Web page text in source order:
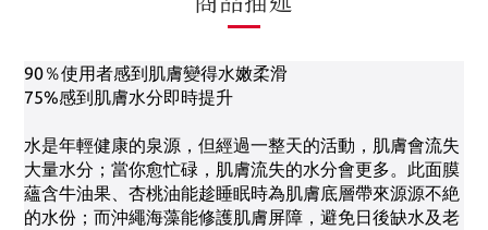
90％使用者感到肌膚變得水嫩柔滑
75%感到肌膚水分即時提升
水是年輕健康的泉源，但經過一整天的活動，肌膚會流失
大量水分；當你愈忙碌，肌膚流失的水分會更多。此面膜
蘊含牛油果、杏桃油能趁睡眠時為肌膚底層帶來源源不絶
的水份；而沖繩海藻能修護肌膚屏障，避免日後缺水及老